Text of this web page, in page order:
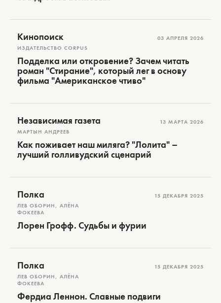
Кинопоиск
ИЗДАТЕЛЬСТВО CORPUS
03 АПРЕЛЯ 2026
Подделка или откровение? Зачем читать
роман "Стирание", который лег в основу
фильма "Американское чтиво"
Независимая газета
МАРТЫН АНДРЕЕВ
13 МАРТА 2026
Как поживает наш миляга? "Лолита" –
лучший голливудский сценарий
Полка
ЛЕВ ОБОРИН, АЛЁНА
ФОКЕЕВА
15 ДЕКАБРЯ 2025
Лорен Грофф. Судьбы и фурии
Полка
ЛЕВ ОБОРИН, АЛЁНА
ФОКЕЕВА
15 ДЕКАБРЯ 2025
Фердиа Леннон. Славные подвиги